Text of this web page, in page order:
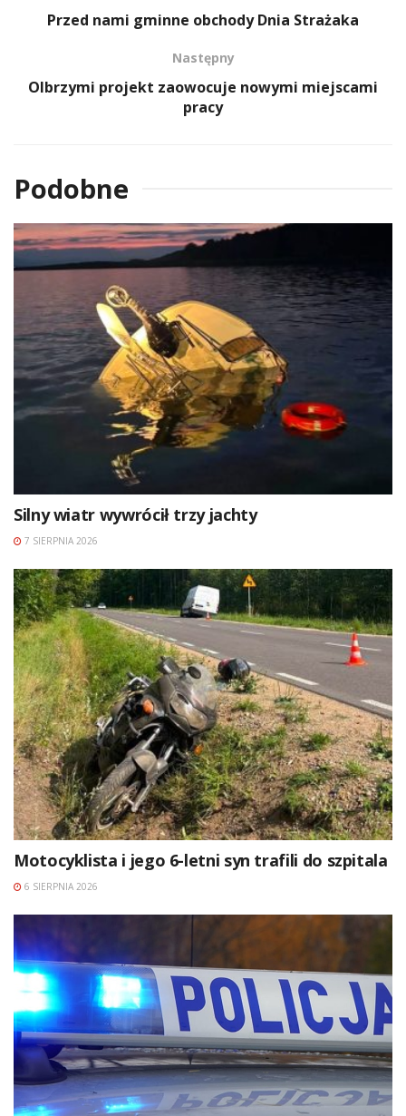
Przed nami gminne obchody Dnia Strażaka
Następny
Olbrzymi projekt zaowocuje nowymi miejscami
pracy
Podobne
Silny wiatr wywrócił trzy jachty
7 SIERPNIA 2026
Motocyklista i jego 6-letni syn trafili do szpitala
6 SIERPNIA 2026